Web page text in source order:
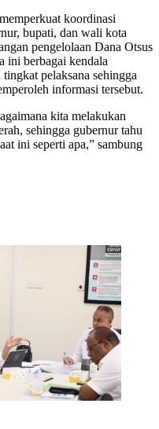
koordinasi
bupati, dan wali kota
pengelolaan Dana Otsus
ini berbagai kendala
pelaksana sehingga
informasi tersebut.
kita melakukan
sehingga gubernur tahu
ini seperti apa,” sambung
Ribka
Pleno Komite
(KEPP) Otsus
Kwarnas Pramuka,